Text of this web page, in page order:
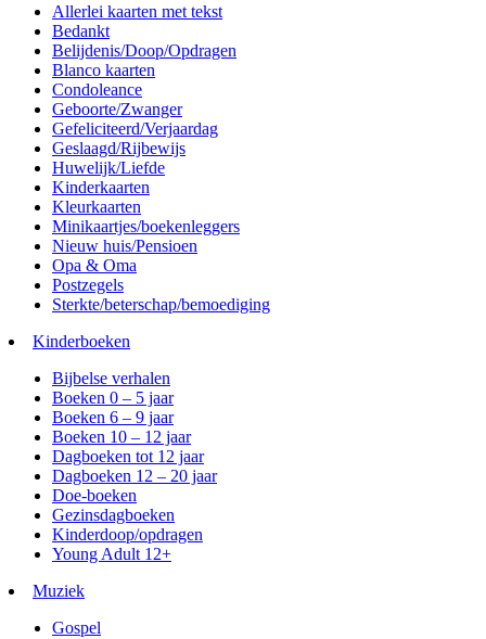
Allerlei kaarten met tekst
Bedankt
Belijdenis/Doop/Opdragen
Blanco kaarten
Condoleance
Geboorte/Zwanger
Gefeliciteerd/Verjaardag
Geslaagd/Rijbewijs
Huwelijk/Liefde
Kinderkaarten
Kleurkaarten
Minikaartjes/boekenleggers
Nieuw huis/Pensioen
Opa & Oma
Postzegels
Sterkte/beterschap/bemoediging
Kinderboeken
Bijbelse verhalen
Boeken 0 – 5 jaar
Boeken 6 – 9 jaar
Boeken 10 – 12 jaar
Dagboeken tot 12 jaar
Dagboeken 12 – 20 jaar
Doe-boeken
Gezinsdagboeken
Kinderdoop/opdragen
Young Adult 12+
Muziek
Gospel